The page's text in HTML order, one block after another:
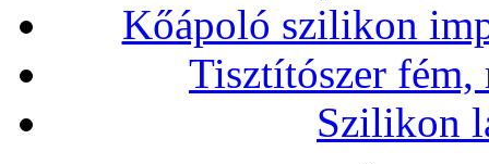
Kőápoló szilikon
Tisztítószer
Szilikon